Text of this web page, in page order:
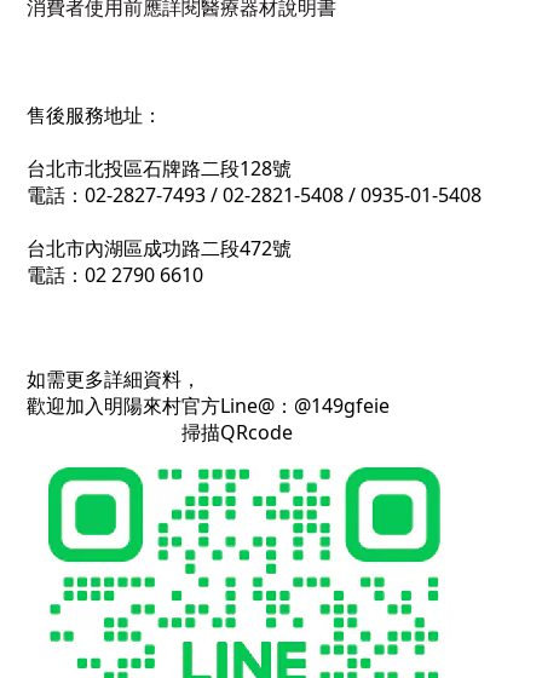
消費者使用前應詳閱醫療器材說明書
售後服務地址：
台北市北投區石牌路二段128號
電話：02-2827-7493 / 02-2821-5408 / 0935-01-5408
台北市內湖區成功路二段472號
電話：02 2790 6610
如需更多詳細資料，
歡迎加入明陽來村官方Line@：@149gfeie
掃描QRcode